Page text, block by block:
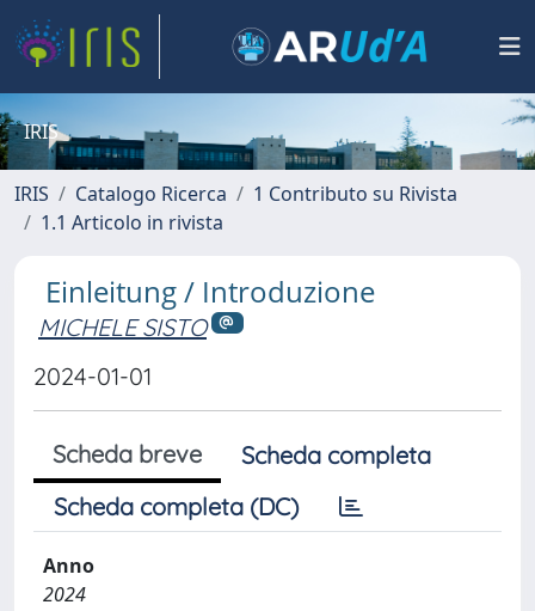
IRIS
IRIS Catalogo Ricerca
1 Contributo su Rivista
1.1 Articolo in rivista
Einleitung / Introduzione
MICHELE SISTO
2024-01-01
Scheda breve
Scheda completa
Scheda completa (DC)
Anno
2024